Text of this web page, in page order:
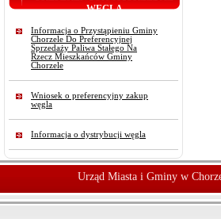
WĘGLA
Informacja o Przystąpieniu Gminy
Chorzele Do Preferencyjnej
Sprzedaży Paliwa Stałego Na
Rzecz Mieszkańców Gminy
Chorzele
Wniosek o preferencyjny zakup
węgla
Informacja o dystrybucji węgla
Urząd Miasta i Gminy w